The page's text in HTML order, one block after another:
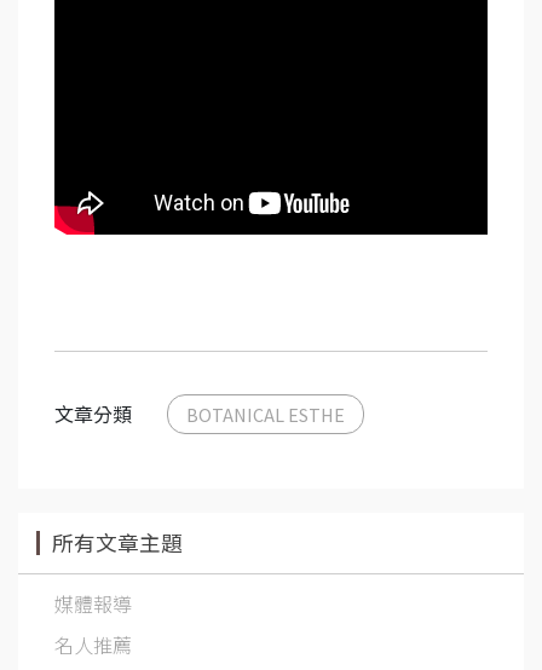
文章分類 BOTANICAL ESTHE
所有文章主題
媒體報導
名人推薦